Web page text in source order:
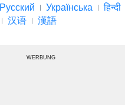
Русский Українська
हिन्दी
汉语 漢語
WERBUNG